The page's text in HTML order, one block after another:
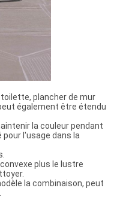
plancher de mur
également être étendu
la couleur pendant
l'usage dans la
plus le lustre
la combinaison, peut